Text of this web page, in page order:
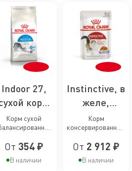
Indoor 27,
корм
для кошек,
в
помещении
Корм сухой
кошек, живущих в
От 354 ₽
В наличии
Instinctive, в
желе,
влажный
корм для
кошек
Корм
консервированный
кошек, желе
От 2 912 ₽
В наличии